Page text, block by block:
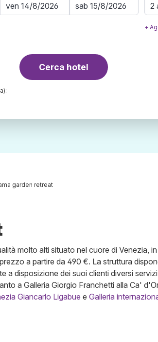
2
+
Cerca hotel
garden retreat
molto alti situato nel cuore di Venezia,
a partire da 490 €. La struttura
a disposizione dei suoi clienti diversi
a Galleria Giorgio Franchetti alla Ca'
Giancarlo Ligabue e Galleria